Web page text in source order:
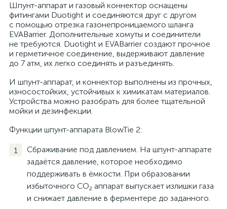
Шпунт-аппарат и газовый коннектор оснащены
фитингами Duotight и соединяются друг с другом
с помощью отрезка газонепроницаемого шланга
EVABarrier. Дополнительные хомуты и соединители
не требуются. Duotight и EVABarrier создают прочное
и герметичное соединение, выдерживают давление
до 7 атм, их легко соединять и разъединять.
И шпунт-аппарат, и коннектор выполнены из прочных,
износостойких, устойчивых к химикатам материалов.
Устройства можно разобрать для более тщательной
мойки и дезинфекции.
Функции шпунт-аппарата BlowTie 2:
Сбраживание под давлением. На шпунт-аппарате
задаётся давление, которое необходимо
поддерживать в ёмкости. При образовании
избыточного CO₂ аппарат выпускает излишки газа
и снижает давление в ферментере до заданного.